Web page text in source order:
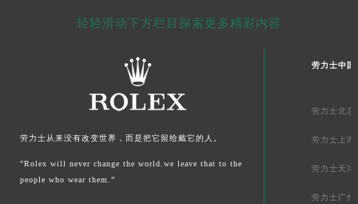
轻轻滑动下方栏目探索更多精彩内容
劳力士从来没有改变世界，而是把它留给戴它的人。
"Rolex will never change the world.we leave that to the
people who wear them.”
劳力士中国
劳力士北京
劳力士上海
劳力士天津
劳力士广州